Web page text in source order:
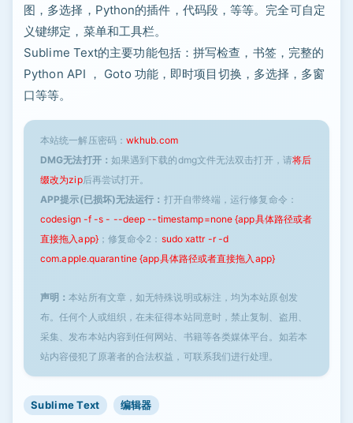
图，多选择，Python的插件，代码段，等等。完全可自定
义键绑定，菜单和工具栏。
Sublime Text的主要功能包括：拼写检查，书签，完整的
Python API ， Goto 功能，即时项目切换，多选择，多窗
口等等。
本站统一解压密码： wkhub.com
DMG无法打开： 如果遇到下载的dmg文件无法双击打开，请将后
缀改为zip后再尝试打开。
APP提示(已损坏)无法运行： 打开自带终端，运行修复命令：
codesign -f -s - --deep --timestamp=none {app具体路径或者
直接拖入app}；修复命令2： sudo xattr -r -d
com.apple.quarantine {app具体路径或者直接拖入app}
声明：本站所有文章，如无特殊说明或标注，均为本站原创发
布。任何个人或组织，在未征得本站同意时，禁止复制、盗用、
采集、发布本站内容到任何网站、书籍等各类媒体平台。如若本
站内容侵犯了原著者的合法权益，可联系我们进行处理。
Sublime Text 编辑器